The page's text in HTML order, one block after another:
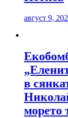
август 9,
в
морето